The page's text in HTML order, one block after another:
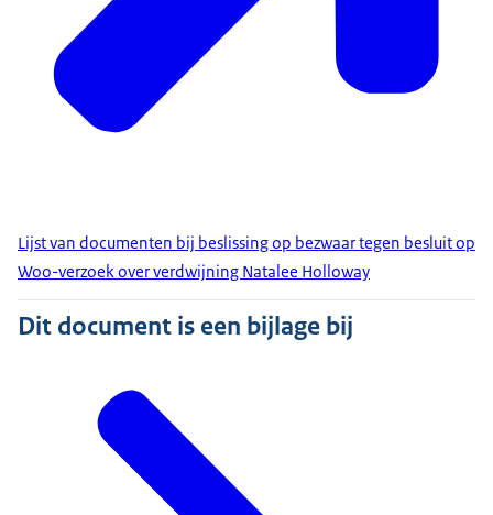
Lijst van documenten bij beslissing op bezwaar tegen besluit op
Woo-verzoek over verdwijning Natalee Holloway
Dit document is een bijlage bij